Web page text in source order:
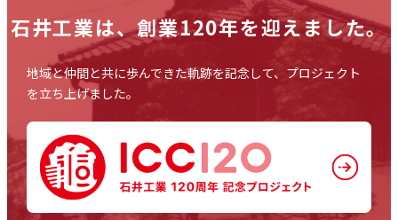
石井工業は、創業120年を迎えました。
地域と仲間と共に歩んできた軌跡を記念して、プロジェクト
を立ち上げました。